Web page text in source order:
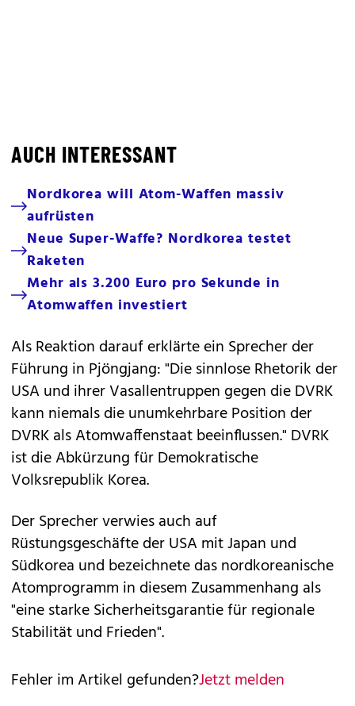
AUCH INTERESSANT
Nordkorea will Atom-Waffen massiv
aufrüsten
Neue Super-Waffe? Nordkorea testet
Raketen
Mehr als 3.200 Euro pro Sekunde in
Atomwaffen investiert
Als Reaktion darauf erklärte ein Sprecher der
Führung in Pjöngjang: "Die sinnlose Rhetorik der
USA und ihrer Vasallentruppen gegen die DVRK
kann niemals die unumkehrbare Position der
DVRK als Atomwaffenstaat beeinflussen." DVRK
ist die Abkürzung für Demokratische
Volksrepublik Korea.
Der Sprecher verwies auch auf
Rüstungsgeschäfte der USA mit Japan und
Südkorea und bezeichnete das nordkoreanische
Atomprogramm in diesem Zusammenhang als
"eine starke Sicherheitsgarantie für regionale
Stabilität und Frieden".
Fehler im Artikel gefunden?Jetzt melden